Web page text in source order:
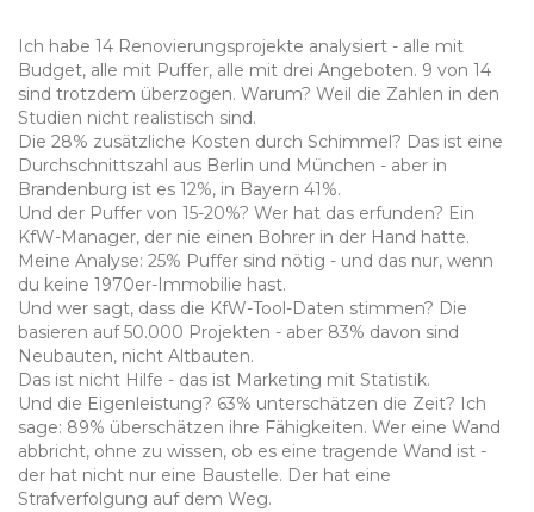
Ich habe 14 Renovierungsprojekte analysiert - alle mit
Budget, alle mit Puffer, alle mit drei Angeboten. 9 von 14
sind trotzdem überzogen. Warum? Weil die Zahlen in den
Studien nicht realistisch sind.
Die 28% zusätzliche Kosten durch Schimmel? Das ist eine
Durchschnittszahl aus Berlin und München - aber in
Brandenburg ist es 12%, in Bayern 41%.
Und der Puffer von 15-20%? Wer hat das erfunden? Ein
KfW-Manager, der nie einen Bohrer in der Hand hatte.
Meine Analyse: 25% Puffer sind nötig - und das nur, wenn
du keine 1970er-Immobilie hast.
Und wer sagt, dass die KfW-Tool-Daten stimmen? Die
basieren auf 50.000 Projekten - aber 83% davon sind
Neubauten, nicht Altbauten.
Das ist nicht Hilfe - das ist Marketing mit Statistik.
Und die Eigenleistung? 63% unterschätzen die Zeit? Ich
sage: 89% überschätzen ihre Fähigkeiten. Wer eine Wand
abbricht, ohne zu wissen, ob es eine tragende Wand ist -
der hat nicht nur eine Baustelle. Der hat eine
Strafverfolgung auf dem Weg.